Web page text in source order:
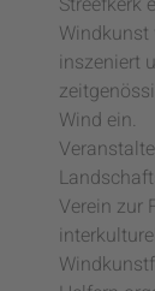
inszeniert
Wind ein.
Verein zur